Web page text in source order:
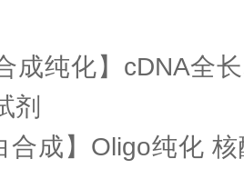
成纯化】cDNA全
剂
合成】Oligo纯化